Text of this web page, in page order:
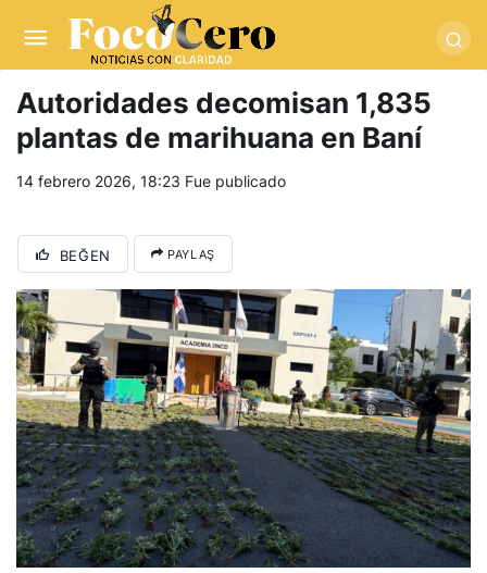
trwin giriş
masterbetting-palacebet1.com-
tlcasino giriş-betandyou-vbett34.com betovis34.net-
skyloftsbet
Autoridades decomisan 1,835
plantas de marihuana en Baní
14 febrero 2026, 18:23 Fue publicado
BEĞEN PAYLAŞ